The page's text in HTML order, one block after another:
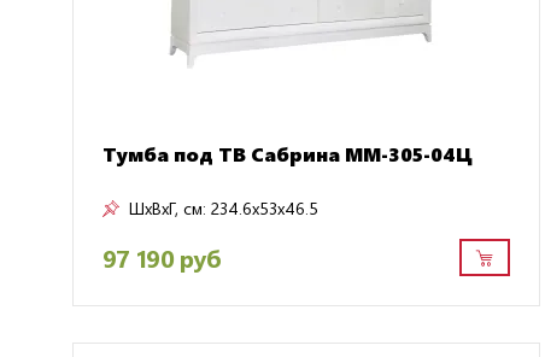
Тумба под ТВ Сабрина ММ-305-04Ц
ШxВxГ, см: 234.6x53x46.5
97 190 руб